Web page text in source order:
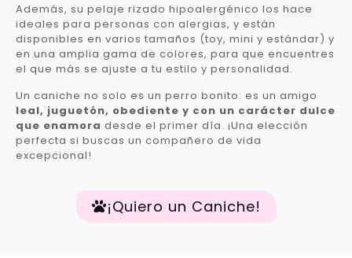
Además, su pelaje rizado hipoalergénico los hace
ideales para personas con alergias, y están
disponibles en varios tamaños (toy, mini y estándar) y
en una amplia gama de colores, para que encuentres
el que más se ajuste a tu estilo y personalidad.
Un caniche no solo es un perro bonito: es un amigo
leal, juguetón, obediente y con un carácter dulce
que enamora desde el primer día. ¡Una elección
perfecta si buscas un compañero de vida
excepcional!
¡Quiero un Caniche!